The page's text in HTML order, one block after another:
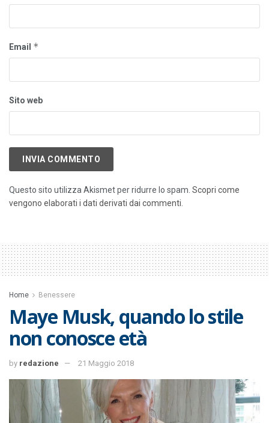
Email *
Sito web
Questo sito utilizza Akismet per ridurre lo spam. Scopri come
vengono elaborati i dati derivati dai commenti.
Home Benessere
Maye Musk, quando lo stile
non conosce età
by redazione 21 Maggio 2018